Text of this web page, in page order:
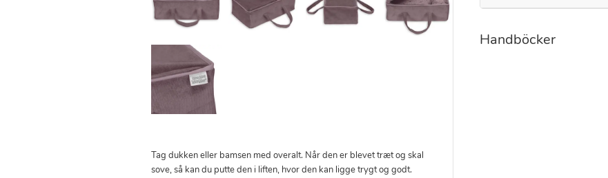
Tag dukken eller bamsen med overalt. Når den er blevet træt og skal
sove, så kan du putte den i liften, hvor den kan ligge trygt og godt.
Handböcker